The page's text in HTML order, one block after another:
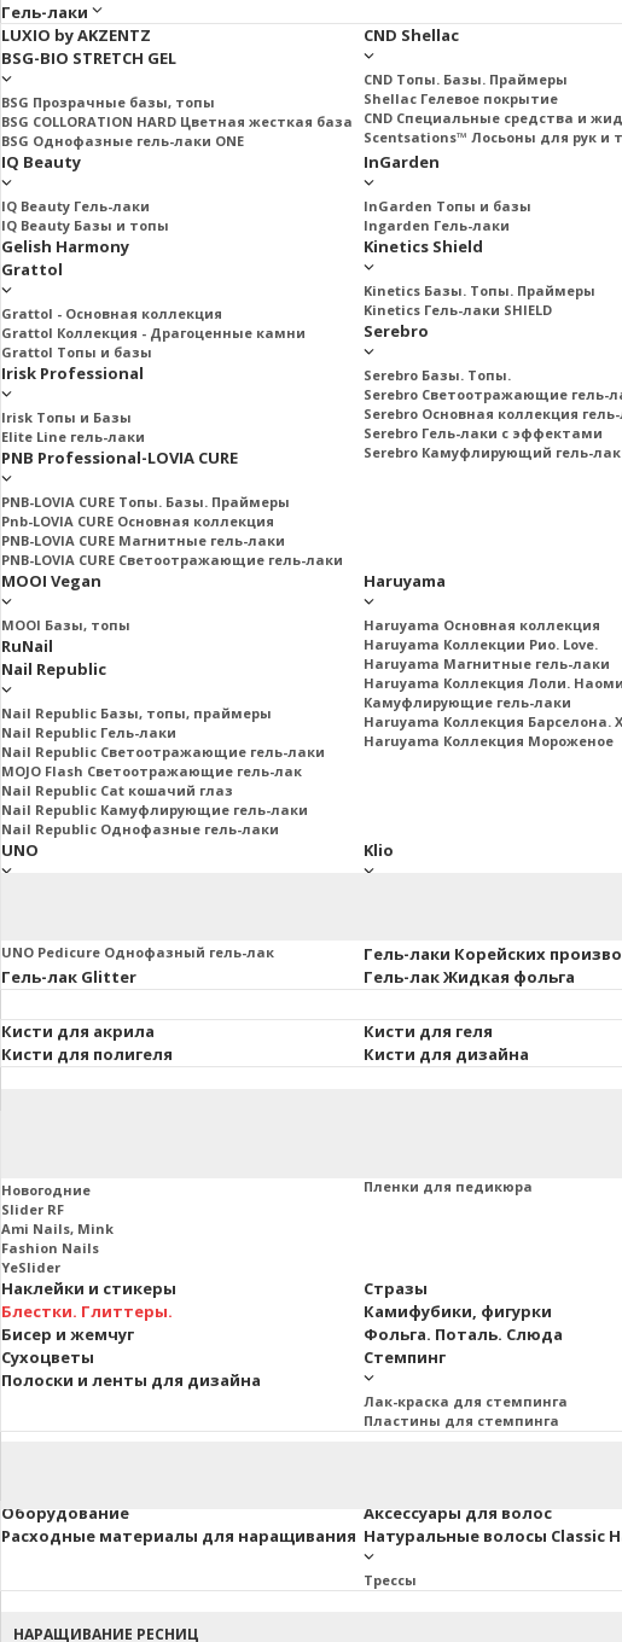
Гель-лаки
CND Shellac
CND Топы. Базы. Праймеры
Shellac Гелевое покрытие
CND Специальные средства и
Scentsations™ Лосьоны для рук и
LUXIO by AKZENTZ
BSG-BIO STRETCH GEL
BSG Прозрачные базы, топы
BSG COLLORATION HARD Цветная жесткая база
BSG Однофазные гель-лаки ONE
IQ Beauty
IQ Beauty Гель-лаки
IQ Beauty Базы и топы
InGarden
InGarden Топы и базы
Ingarden Гель-лаки
Gelish Harmony Kinetics Shield
Kinetics Базы. Топы. Праймеры
Kinetics Гель-лаки SHIELD
Grattol
Grattol - Oснoвнaя коллекция
Grattol Коллекция - Драгоценные камни
Grattol Топы и базы
Serebro
Serebro Базы. Топы.
Serebro Светоотражающие гель-
Serebro Основная коллекция
Serebro Гель-лаки с эффектами
Serebro Камуфлирующий гель-лак
Irisk Professional
Irisk Топы и Базы
Elite Line гель-лаки
PNB Professional-LOVIA CURE
PNB-LOVIA CURE Топы. Базы. Праймеры
Pnb-LOVIA CURE Основная коллекция
PNB-LOVIA CURE Магнитные гель-лаки
PNB-LOVIA CURE Cветоотражающие гель-лаки
MOOI Vegan
MOOI Базы, топы
Haruyama
Haruyama Основная коллекция
Haruyama Коллекции Рио. Love.
Haruyama Магнитные гель-лаки
Haruyama Коллекция Лоли. Наоми
Камуфлирующие гель-лаки
Haruyama Коллекция Барселона.
Haruyama Коллекция Мороженое
RuNail
Nail Republic
Nail Republic Базы, топы, праймеры
Nail Republic Гель-лаки
Nail Republic Светоотражающие гель-лаки
MOJO Flash Светоотражающие гель-лак
Nail Republic Cat кошачий глаз
Nail Republic Камуфлирующие гель-лаки
Nail Republic Однофазные гель-лаки
UNO
UNO Pedicure Однофазный гель-лак
Klio
Гель-лаки Корейских
Гель-лак Жидкая фольга
Гель-лак Glitter
Кисти для геля
Кисти для акрила
Кисти для дизайна
Кисти для полигеля
Пленки для педикюра
Новогодние
Slider RF
Ami Nails, Mink
Fashion Nails
YeSlider
Наклейки и стикеры
Стразы
Блестки. Глиттеры.
Камифубики, фигурки
Бисер и жемчуг
Фольга. Поталь. Слюда
Сухоцветы
Стемпинг
Лак-краска для стемпинга
Пластины для стемпинга
Полоски и ленты для дизайна
Аксессуары для волос
Оборудование
Натуральные волосы Classic
Трессы
Расходные материалы для наращивания
НАРАЩИВАНИЕ РЕСНИЦ